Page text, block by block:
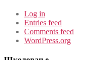
Log in
Entries feed
Comments feed
WordPress.org